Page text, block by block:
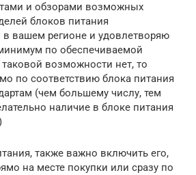
и обзорами возможных
блоков питания
в вашем регионе и удовлетворяю
по обеспечиваемой
возможности нет, то
по соответствию блока питания
(чем большему числу, тем
наличие в блоке питания
также важно включить его,
на месте покупки или сразу по